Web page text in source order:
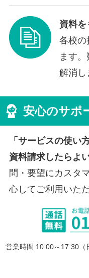
資料を
各校の
ます
解消し
安心のサポ
「サービスの使い
資料請求したらよ
問・要望にカスタ
心してご利用いた
営業時間 10:00～17:30（